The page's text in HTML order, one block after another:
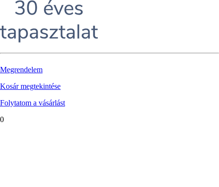
Megrendelem
Kosár megtekintése
Folytatom a vásárlást
0